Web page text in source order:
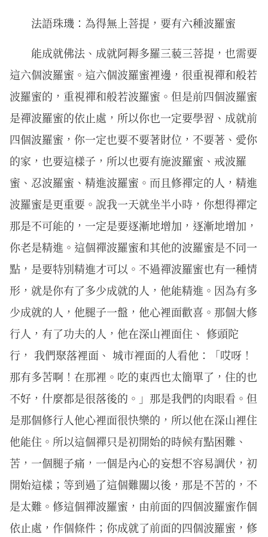
法語珠璣：為得無上菩提，要有六種波羅蜜
能成就佛法、成就阿耨多羅三藐三菩提，也需要
這六個波羅蜜。這六個波羅蜜裡邊，很重視禪和般若
波羅蜜的，重視禪和般若波羅蜜。但是前四個波羅蜜
是禪波羅蜜的依止處，所以你也一定要學習、成就前
四個波羅蜜，你一定也要不要著財位，不要著、愛你
的家，也要這樣子，所以也要有施波羅蜜、戒波羅
蜜、忍波羅蜜、精進波羅蜜。而且修禪定的人，精進
波羅蜜是更重要。說我一天就坐半小時，你想得禪定
那是不可能的，一定是要逐漸地增加，逐漸地增加，
你老是精進。這個禪波羅蜜和其他的波羅蜜是不同一
點，是要特別精進才可以。不過禪波羅蜜也有一種情
形，就是你有了多少成就的人，他能精進。因為有多
少成就的人，他腿子一盤，他心裡面歡喜。那個大修
行人，有了功夫的人，他在深山裡面住、 修頭陀
行， 我們聚落裡面、 城市裡面的人看他：「哎呀！
那有多苦啊！在那裡。吃的東西也太簡單了，住的也
不好，什麼都是很落後的。」那是我們的肉眼看。但
是那個修行人他心裡面很快樂的，所以他在深山裡住
他能住。所以這個禪只是初開始的時候有點困難、
苦，一個腿子痛，一個是內心的妄想不容易調伏，初
開始這樣；等到過了這個難關以後，那是不苦的，不
是太難。修這個禪波羅蜜，由前面的四個波羅蜜作個
依止處，作個條件；你成就了前面的四個波羅蜜，修